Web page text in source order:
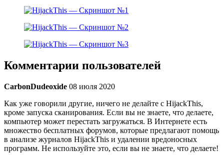
Комментарии пользователей
CarbonDudeoxide 08 июля 2020
Как уже говорили другие, ничего не делайте с HijackThis,
кроме запуска сканирования. Если вы не знаете, что делаете,
компьютер может перестать загружаться. В Интернете есть
множество бесплатных форумов, которые предлагают помощь
в анализе журналов HijackThis и удалении вредоносных
программ. Не используйте это, если вы не знаете, что делаете!